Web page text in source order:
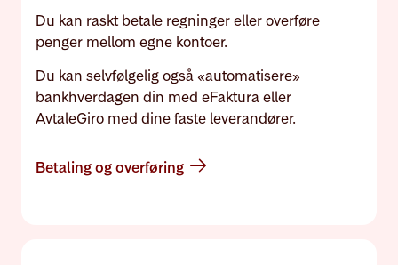
Du kan raskt betale regninger eller overføre
penger mellom egne kontoer.
Du kan selvfølgelig også «automatisere»
bankhverdagen din med eFaktura eller
AvtaleGiro med dine faste leverandører.
Betaling og overføring